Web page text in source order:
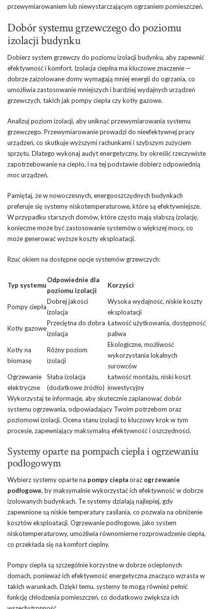
przewymiarowaniem lub niewystarczającym ogrzaniem pomieszczeń.
Dobór systemu grzewczego do poziomu
izolacji budynku
Dobierz system grzewczy do poziomu izolacji budynku, aby zapewnić
efektywność i komfort. Izolacja cieplna ma kluczowe znaczenie —
dobrze zaizolowane domy wymagają mniej energii do ogrzania, co
umożliwia zastosowanie mniejszych i bardziej wydajnych urządzeń
grzewczych, takich jak pompy ciepła czy kotły gazowe.
Analizuj poziom izolacji, aby uniknąć przewymiarowania systemu
grzewczego. Przewymiarowanie prowadzi do nieefektywnej pracy
urządzeń, co skutkuje wyższymi rachunkami i szybszym zużyciem
sprzętu. Dlatego wykonaj audyt energetyczny, by określić rzeczywiste
zapotrzebowanie na ciepło, i na tej podstawie dobierz odpowiednią
moc urządzeń.
Pamiętaj, że w nowoczesnych, energooszczędnych budynkach
preferuje się systemy niskotemperaturowe, które są efektywniejsze.
W przypadku starszych domów, które często mają słabszą izolację,
konieczne może być zastosowanie systemów o większej mocy, co
może generować wyższe koszty eksploatacji.
Rzuć okiem na dostępne opcje systemów grzewczych:
Typ systemu
Odpowiednie dla
poziomu izolacji
Korzyści
Pompy ciepła
Dobrej jakości
izolacja
Wysoka wydajność, niskie koszty
eksploatacji
Kotły gazowe
Przeciętna do dobra
izolacja
Łatwość użytkowania, dostępność
paliwa
Kotły na
biomasę
Różny poziom
izolacji
Ekologiczne, możliwość
wykorzystania lokalnych
surowców
Ogrzewanie
elektryczne
Słaba izolacja
(dodatkowe źródło)
Łatwość montażu, niski koszt
inwestycyjny
Wykorzystaj te informacje, aby skutecznie zaplanować dobór
systemu ogrzewania, odpowiadający Twoim potrzebom oraz
poziomowi izolacji. Ocena stanu izolacji to kluczowy krok w tym
procesie, zapewniający maksymalną efektywność i oszczędności.
Systemy oparte na pompach ciepła i ogrzewaniu
podłogowym
Wybierz systemy oparte na pompy ciepłaoraz ogrzewanie
podłogowe, by maksymalnie wykorzystać ich efektywność w dobrze
izolowanych budynkach. Te systemy działają najlepiej, gdy
zapewnione są niskie temperatury zasilania, co pozwala na obniżenie
kosztów eksploatacji. Ogrzewanie podłogowe, jako system
niskotemperaturowy, umożliwia równomierne rozprowadzenie ciepła,
co przekłada się na komfort cieplny.
Pompy ciepła są szczególnie korzystne w dobrze ocieplonych
domach, ponieważ ich efektywność energetyczna znacząco wzrasta w
takich warunkach. Dzięki temu, systemy te mogą również pełnić
funkcję chłodzenia pomieszczeń, co dodatkowo zwiększa ich